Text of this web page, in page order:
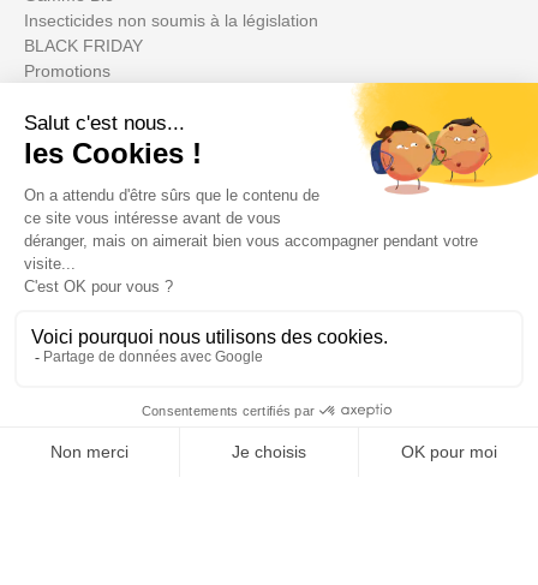
Insecticides non soumis à la législation
BLACK FRIDAY
Promotions
Votre compte
Informations
